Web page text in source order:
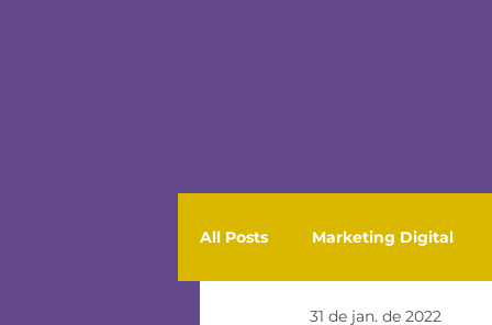
All Posts Marketing Digital
31 de jan. de 2022